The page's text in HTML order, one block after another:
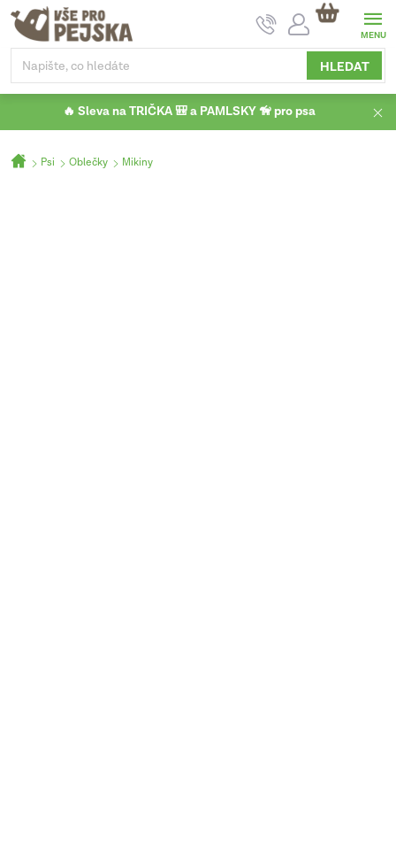
Přejít
obsah
HLEDAT
NÁKUPNÍ
KOŠÍK
🔥 Sleva na TRIČKA 🎒 a PAMLSKY 🦮 pro psa
Domů
Psi Oblečky Mikiny